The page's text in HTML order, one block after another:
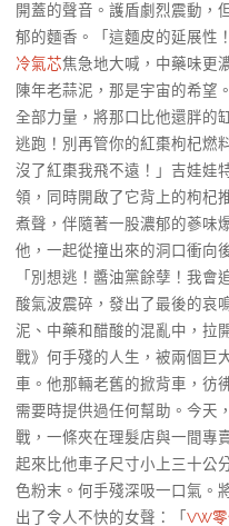
開蓋的聲音。護盾劇烈震動，
郁的麵香。「這麵皮的延展性
冷氣芯焦急地大喊，中藥味更
陳年老蒜泥，那是宇宙的希望
全部力量，將那口比他還胖的
逃跑！別再管你的紅棗枸杞燃
沒了紅棗我飛不遠！」吉娃娃
領，同時開啟了它背上的枸杞
煮聲，伴隨著一股濃郁的蔘味
他，一起從撞出來的洞口衝向
「別想逃！醬油黨餘孽！我
酸氣波震碎，發出了最後的哀
泥、中藥和醋酸的混亂中，拉
戰》何手殘的人生，被兩個巨
車。他那輛老舊的掀背車，彷
需要時提供過任何幫助。今天
戰，一條夾在理髮店與一間專
起來比他車子尺寸小上三十公
色粉末。何手殘深吸一口氣。
出了令人不快的女聲：「 VW